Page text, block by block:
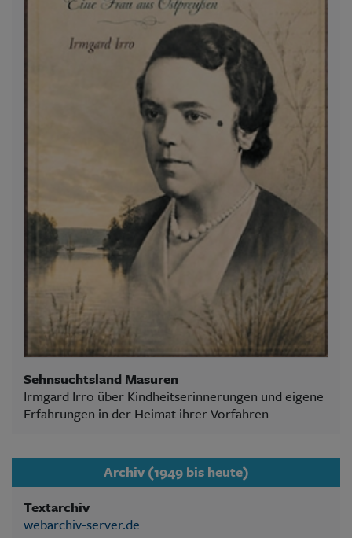
Sehnsuchtsland Masuren
Irmgard Irro über Kindheitserinnerungen und eigene
Erfahrungen in der Heimat ihrer Vorfahren
Archiv (1949 bis heute)
Textarchiv
webarchiv-server.de